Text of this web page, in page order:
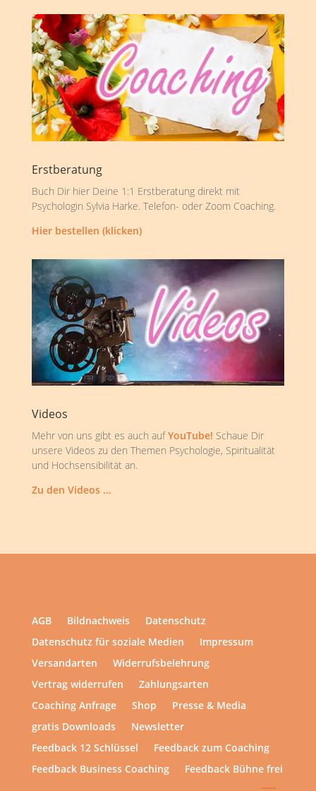
Erstberatung
Buch Dir hier Deine 1:1 Erstberatung direkt mit
Psychologin Sylvia Harke. Telefon- oder Zoom Coaching.
Hier bestellen (klicken)
Videos
Mehr von uns gibt es auch aufYouTube! Schaue Dir
unsere Videos zu den Themen Psychologie, Spiritualität
und Hochsensibilität an.
Zu den Videos …
AGB Bildnachweis
Datenschutz
Datenschutz für soziale Medien
Impressum
Versandarten
Widerrufsbelehrung
Vertrag widerrufen
Zahlungsarten
Coaching Anfrage
Shop
Presse & Media
gratis Downloads
Newsletter
Feedback 12 Schlüssel
Feedback zum Coaching
Feedback Business Coaching
Feedback Bühne frei